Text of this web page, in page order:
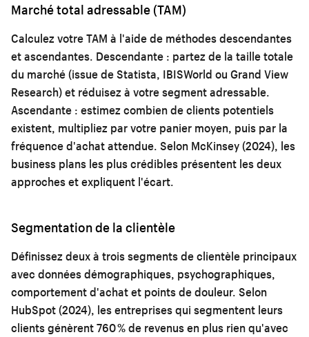
Marché total adressable (TAM)
Calculez votre TAM à l'aide de méthodes descendantes
et ascendantes. Descendante : partez de la taille totale
du marché (issue de Statista, IBISWorld ou Grand View
Research) et réduisez à votre segment adressable.
Ascendante : estimez combien de clients potentiels
existent, multipliez par votre panier moyen, puis par la
fréquence d'achat attendue. Selon McKinsey (2024), les
business plans les plus crédibles présentent les deux
approches et expliquent l'écart.
Segmentation de la clientèle
Définissez deux à trois segments de clientèle principaux
avec données démographiques, psychographiques,
comportement d'achat et points de douleur. Selon
HubSpot (2024), les entreprises qui segmentent leurs
clients génèrent 760 % de revenus en plus rien qu'avec